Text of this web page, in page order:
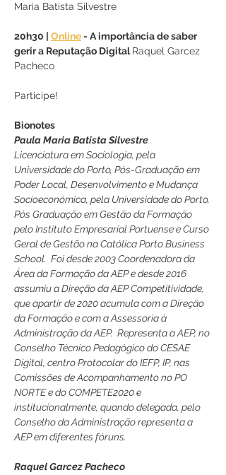
Maria Batista Silvestre
20h30 | Online - A importância de saber
gerir a Reputação Digital Raquel Garcez
Pacheco
Participe!
Bionotes
Paula Maria Batista Silvestre
Licenciatura em Sociologia, pela
Universidade do Porto, Pós-Graduação em
Poder Local, Desenvolvimento e Mudança
Socioeconómica, pela Universidade do Porto,
Pós Graduação em Gestão da Formação
pelo Instituto Empresarial Portuense e Curso
Geral de Gestão na Católica Porto Business
School.  Foi desde 2003 Coordenadora da
Área da Formação da AEP e desde 2016
assumiu a Direção da AEP Competitividade,
que apartir de 2020 acumula com a Direção
da Formação e com a Assessoria à
Administração da AEP.  Representa a AEP, no
Conselho Técnico Pedagógico do CESAE
Digital, centro Protocolar do IEFP, IP, nas
Comissões de Acompanhamento no PO
NORTE e do COMPETE2020 e
institucionalmente, quando delegada, pelo
Conselho da Administração representa a
AEP em diferentes fóruns.
Raquel Garcez Pacheco